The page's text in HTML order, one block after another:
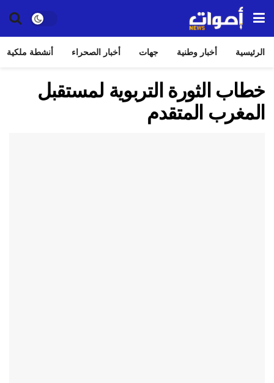
الرئيسية أخبار وطنية جهات أخبار الصحراء أنشطة ملكية
خطاب الثورة التربوية لمستقبل
المغرب المتقدم